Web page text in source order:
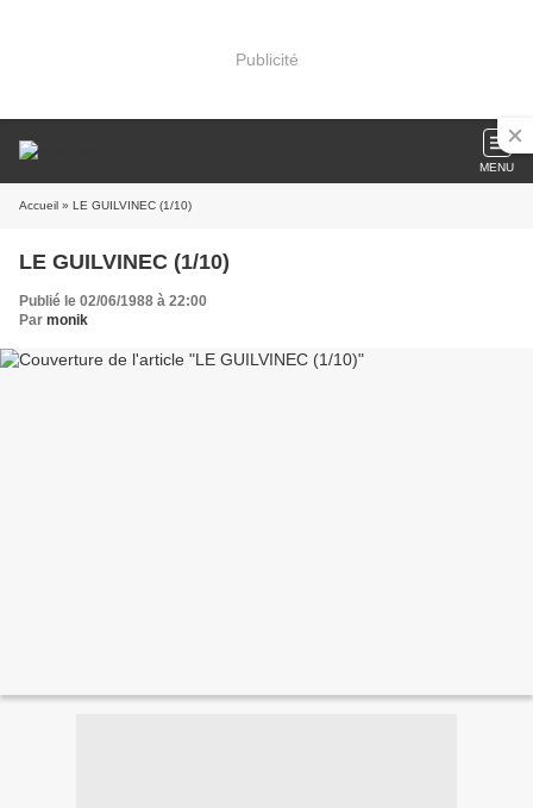
Publicité
MENU
Accueil » LE GUILVINEC (1/10)
LE GUILVINEC (1/10)
Publié le 02/06/1988 à 22:00
Par monik